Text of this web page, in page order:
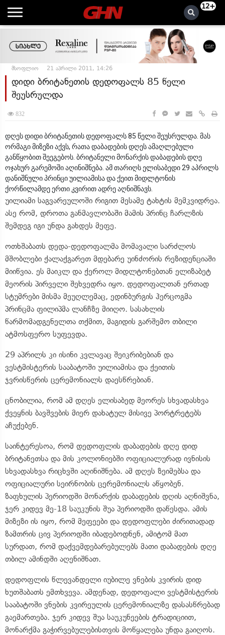
12+
მსოფლიო 21 აპრილი 2011, 14:26
დიდი ბრიტანეთის დედოფალს 85 წელი
შეუსრულდა
832
დღეს დიდი ბრიტანეთის დედოფალს 85 წელი შეუსრულდა. მას
ორმაგი მიზეზი აქვს, რათა დაბადების დღეს ამაღლებული
განწყობით შეეგებოს. ბრიტანელი მონარქის დაბადების დღე
ოჯახურ გარემოში აღინიშნება. ამ თარიღს ელისაბედი 29 აპრილს
დანიშნული პრინცი უილიამისა და ქეით მიდლტონის
ქორწილამდე ერთი კვირით ადრე აღნიშნავს.
უილიამი საგვარეულოში რიგით მესამე ტახტის მემკვიდრეა.
ასე რომ, დროთა განმავლობაში მამის პრინც ჩარლზის
შემდეგ იგი უნდა გახდეს მეფე.
ოთხშაბათს დედა-დედოფალმა მომავალი სარძლოს
მშობლები ქალაქგარეთ მდებარე უინძორის რეზიდენციაში
მიიწვია. ეს მაიკლ და ქეროლ მიდლტონებთან ელიზაბეტ
მეორის პირველი შეხვედრა იყო. დედოფალთან ერთად
სტუმრები მისმა მეუღლემაც, ედინბურგის ჰერცოგმა
პრინცმა ფილიპმა ლანჩზე მიიღო. სასახლის
წარმომადგენელთა თქმით, მაგიდის გარშემო თბილი
ატმოსფერო სუფევდა.
29 აპრილს კი ისინი კვლავაც შეიკრიბებიან და
ვესტმისტერის სააბატოში უილიამისა და ქეითის
ჯვრისწერის ცერემონიალს დაესწრებიან.
ცნობილია, რომ ამ დღეს ელისაბედ მეორეს სხვადასხვა
ქვეყნის ბავშვების მიერ დახატულ მისივე პორტრეტებს
აჩუქებენ.
საინტერესოა, რომ დედოფლის დაბადების დღე დიდ
ბრიტანეთსა და მის კოლონიებში ოფიციალურად ივნისის
სხვადასხვა რიცხვში აღინიშნება. ამ დღეს ზეიმებსა და
ოფიციალური სეირნობის ცერემონიალს აწყობენ.
ზაფხულის პერიოდში მონარქის დაბადების დღის აღნიშვნა,
ჯერ კიდევ მე-18 საუკუნის შუა პერიოდში დაწესდა. ამის
მიზეზი ის იყო, რომ მეფეები და დედოფლები ძირითადად
ზამთრის ცივ პერიოდში იბადებოდნენ, ამიტომ მათ
სურდათ, რომ დაქვემდებარებულებს მათი დაბადების დღე
თბილ ამინდში აღენიშნათ.
დედოფლის წლევანდელი იუბილე ვნების კვირის დიდ
ხუთშაბათს ემთხვევა. ამდენად, დედოფალი ვესტმისტერის
სააბატოში ვნების კვირეულის ცერემონიალზე დასასწრებად
გაემართება. ჯერ კიდევ შუა საუკუნეების ტრადიციით,
მონარქმა გაჭირვებულებისთვის მოწყალება უნდა გაიღოს.